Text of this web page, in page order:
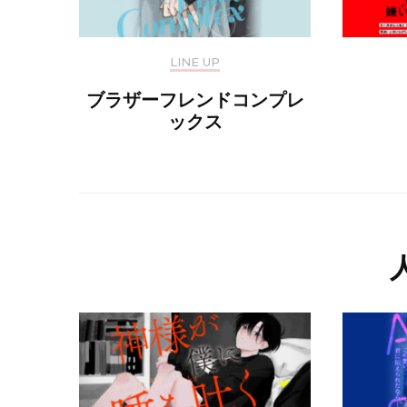
LINE UP
ブラザーフレンドコンプレ
ックス